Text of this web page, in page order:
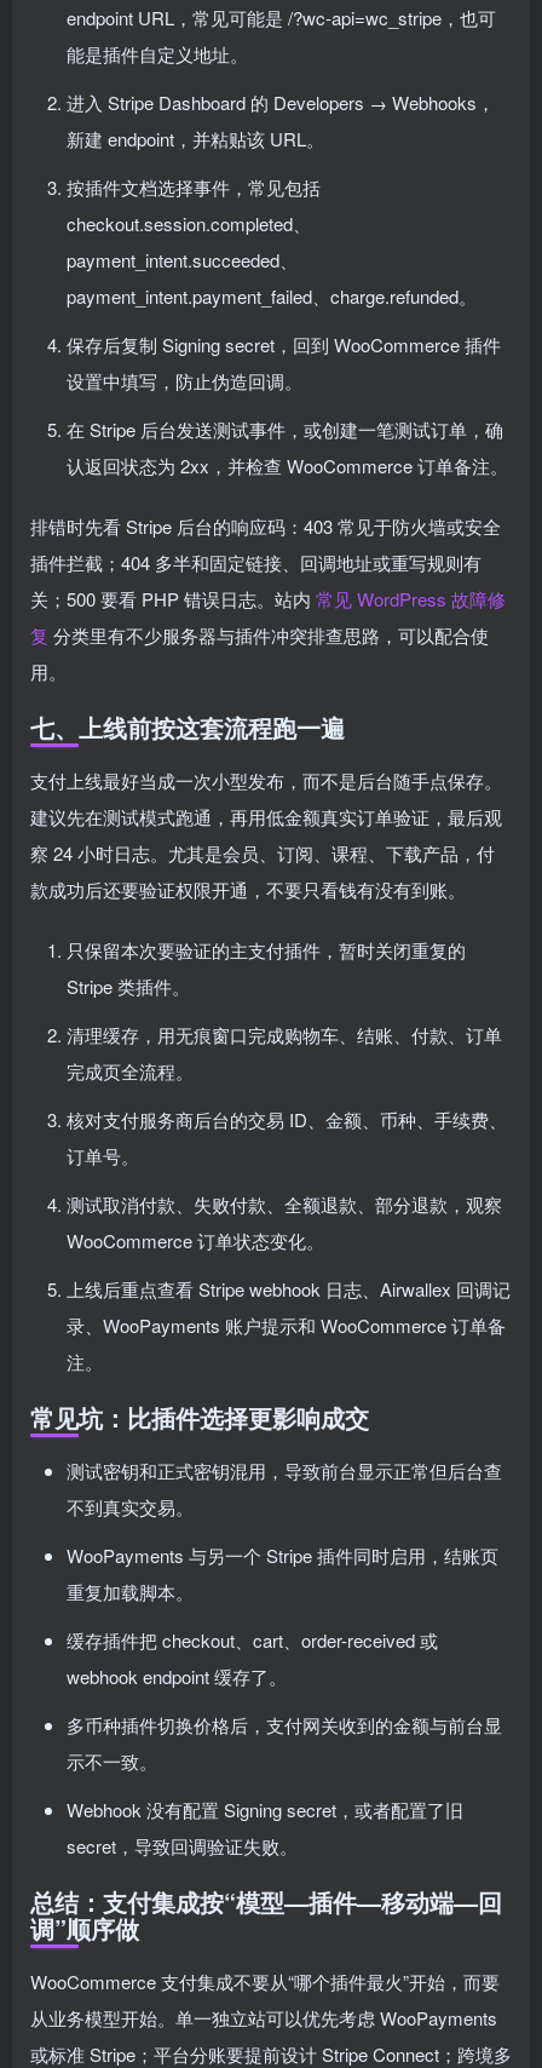
endpoint URL，常见可能是 /?wc-api=wc_stripe，也可
能是插件自定义地址。
进入 Stripe Dashboard 的 Developers → Webhooks，
新建 endpoint，并粘贴该 URL。
按插件文档选择事件，常见包括
checkout.session.completed、
payment_intent.succeeded、
payment_intent.payment_failed、charge.refunded。
保存后复制 Signing secret，回到 WooCommerce 插件
设置中填写，防止伪造回调。
在 Stripe 后台发送测试事件，或创建一笔测试订单，确
认返回状态为 2xx，并检查 WooCommerce 订单备注。
排错时先看 Stripe 后台的响应码：403 常见于防火墙或安全
插件拦截；404 多半和固定链接、回调地址或重写规则有
关；500 要看 PHP 错误日志。站内 常见 WordPress 故障修
复 分类里有不少服务器与插件冲突排查思路，可以配合使
用。
七、上线前按这套流程跑一遍
支付上线最好当成一次小型发布，而不是后台随手点保存。
建议先在测试模式跑通，再用低金额真实订单验证，最后观
察 24 小时日志。尤其是会员、订阅、课程、下载产品，付
款成功后还要验证权限开通，不要只看钱有没有到账。
只保留本次要验证的主支付插件，暂时关闭重复的
Stripe 类插件。
清理缓存，用无痕窗口完成购物车、结账、付款、订单
完成页全流程。
核对支付服务商后台的交易 ID、金额、币种、手续费、
订单号。
测试取消付款、失败付款、全额退款、部分退款，观察
WooCommerce 订单状态变化。
上线后重点查看 Stripe webhook 日志、Airwallex 回调记
录、WooPayments 账户提示和 WooCommerce 订单备
注。
常见坑：比插件选择更影响成交
测试密钥和正式密钥混用，导致前台显示正常但后台查
不到真实交易。
WooPayments 与另一个 Stripe 插件同时启用，结账页
重复加载脚本。
缓存插件把 checkout、cart、order-received 或
webhook endpoint 缓存了。
多币种插件切换价格后，支付网关收到的金额与前台显
示不一致。
Webhook 没有配置 Signing secret，或者配置了旧
secret，导致回调验证失败。
总结：支付集成按“模型—插件—移动端—回
调”顺序做
WooCommerce 支付集成不要从“哪个插件最火”开始，而要
从业务模型开始。单一独立站可以优先考虑 WooPayments
或标准 Stripe；平台分账要提前设计 Stripe Connect；跨境多